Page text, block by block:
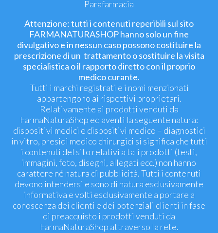
Parafarmacia
Attenzione: tutti i contenuti reperibili sul sito
FARMANATURASHOP hanno solo un fine
divulgativo e in nessun caso possono costituire la
prescrizione di un trattamento o sostituire la visita
specialistica o il rapporto diretto con il proprio
medico curante.
Tutti i marchi registrati e i nomi menzionati
appartengono ai rispettivi proprietari.
Relativamente ai prodotti venduti da
FarmaNaturaShop ed aventi la seguente natura:
dispositivi medici e dispositivi medico – diagnostici
in vitro, presidi medico chirurgici si significa che tutti
i contenuti del sito relativi a tali prodotti (testi,
immagini, foto, disegni, allegati ecc.) non hanno
carattere né natura di pubblicità. Tutti i contenuti
devono intendersi e sono di natura esclusivamente
informativa e volti esclusivamente a portare a
conoscenza dei clienti e dei potenziali clienti in fase
di preacquisto i prodotti venduti da
FarmaNaturaShop attraverso la rete.